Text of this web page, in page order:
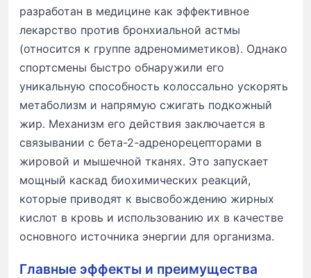
разработан в медицине как эффективное
лекарство против бронхиальной астмы
(относится к группе адреномиметиков). Однако
спортсмены быстро обнаружили его
уникальную способность колоссально ускорять
метаболизм и напрямую сжигать подкожный
жир. Механизм его действия заключается в
связывании с бета-2-адренорецепторами в
жировой и мышечной тканях. Это запускает
мощный каскад биохимических реакций,
которые приводят к высвобождению жирных
кислот в кровь и использованию их в качестве
основного источника энергии для организма.
Главные эффекты и преимущества